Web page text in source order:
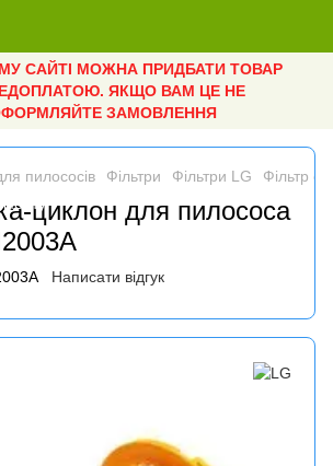
САЙТІ МОЖНА ПРИДБАТИ ТОВАР
ЯКЩО ВАМ ЦЕ НЕ
ЗАМОВЛЕННЯ
пилососів Фільтри Фільтри LG Фільтр
циклон для пилососа
Написати відгук